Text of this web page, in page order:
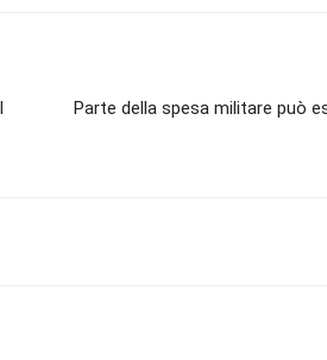
Parte della spesa militare può